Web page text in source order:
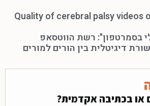
Quality of cerebral palsy videos
בסמרטפון": רשת הווטסאפ
דיגיטלית בין הורים למורים
או בכתיבה אקדמית?